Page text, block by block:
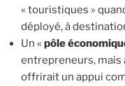
« touristiques »
déployé, à
Un « pôle
entrepreneurs, mais
offrirait un appui